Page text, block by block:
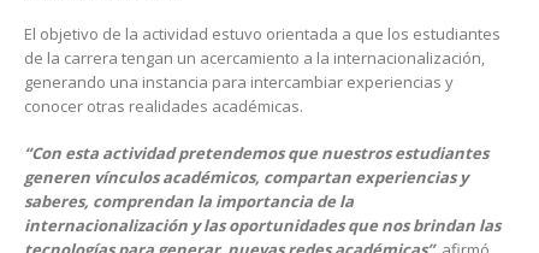
El objetivo de la actividad estuvo orientada a que los estudiantes
de la carrera tengan un acercamiento a la internacionalización,
generando una instancia para intercambiar experiencias y
conocer otras realidades académicas.
“Con esta actividad pretendemos que nuestros estudiantes
generen vínculos académicos, compartan experiencias y
saberes, comprendan la importancia de la
internacionalización y las oportunidades que nos brindan las